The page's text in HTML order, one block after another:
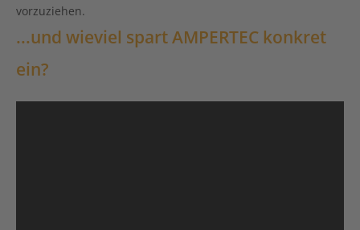
vorzuziehen.
...und wieviel spart AMPERTEC konkret
ein?